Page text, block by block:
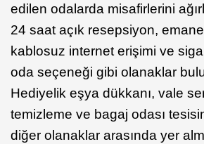
edilen odalarda misafirlerini
24 saat açık resepsiyon,
kablosuz internet erişimi ve
oda seçeneği gibi olanaklar
Hediyelik eşya dükkanı, vale
temizleme ve bagaj odası
diğer olanaklar arasında yer